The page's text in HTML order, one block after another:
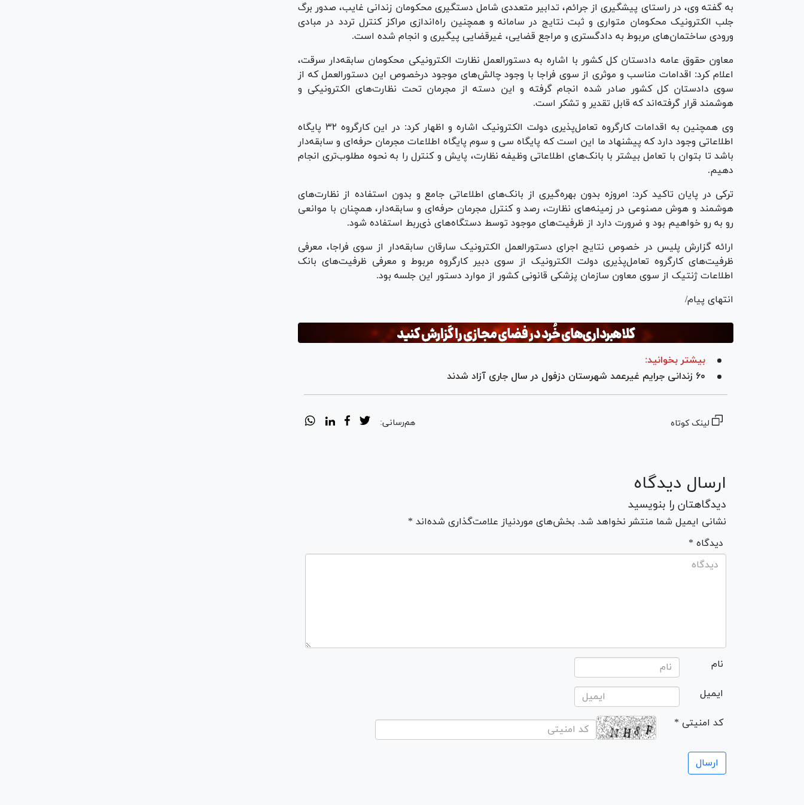
به گفته وی، در راستای پیشگیری از جرائم، تدابیر متعددی شامل دستگیری محکومان زندانی غایب، صدور برگ
جلب الکترونیک محکومان متواری و ثبت نتایج در سامانه و همچنین راه‌اندازی مراکز کنترل تردد در مبادی
ورودی ساختمان‌های مربوط به دادگستری و مراجع قضایی، غیرقضایی پیگیری و انجام شده است.
معاون حقوق عامه دادستان کل کشور با اشاره به دستورالعمل نظارت الکترونیکی محکومان سابقه‌دار سرقت،
اعلام کرد: اقدامات مناسب و موثری از سوی فراجا با وجود چالش‌های موجود درخصوص این دستورالعمل که از
سوی دادستان کل کشور صادر شده انجام گرفته و این دسته از مجرمان تحت نظارت‌های الکترونیکی و
هوشمند قرار گرفته‌اند که قابل تقدیر و تشکر است.
وی همچنین به اقدامات کارگروه تعامل‌پذیری دولت الکترونیک اشاره و اظهار کرد: در این کارگروه ۳۲ پایگاه
اطلاعاتی وجود دارد که پیشنهاد ما این است که پایگاه سی و سوم پایگاه اطلاعات مجرمان حرفه‌ای و سابقه‌دار
باشد تا بتوان با تعامل بیشتر با بانک‌های اطلاعاتی وظیفه نظارت، پایش و کنترل را به نحوه مطلوب‌تری انجام
دهیم.
ترکی در پایان تاکید کرد: امروزه بدون بهره‌گیری از بانک‌های اطلاعاتی جامع و بدون استفاده از نظارت‌های
هوشمند و هوش مصنوعی در زمینه‌های نظارت، رصد و کنترل مجرمان حرفه‌ای و سابقه‌دار، همچنان با موانعی
رو به رو خواهیم بود و ضرورت دارد از ظرفیت‌های موجود توسط دستگاه‌های ذی‌ربط استفاده شود.
ارائه گزارش پلیس در خصوص نتایج اجرای دستورالعمل الکترونیک سارقان سابقه‌دار از سوی فراجا، معرفی
ظرفیت‌های کارگروه تعامل‌پذیری دولت الکترونیک از سوی دبیر کارگروه مربوط و معرفی ظرفیت‌های بانک
اطلاعات ژنتیک از سوی معاون سازمان پزشکی قانونی کشور از موارد دستور این جلسه بود.
انتهای پیام/
بیشتر بخوانید:
۶۰ زندانی جرایم غیرعمد شهرستان دزفول در سال جاری آزاد شدند
لینک کوتاه هم‌رسانی:
ارسال دیدگاه
دیدگاهتان را بنویسید
نشانی ایمیل شما منتشر نخواهد شد. بخش‌های موردنیاز علامت‌گذاری شده‌اند *
* دیدگاه
نام
ایمیل
* کد امنیتی